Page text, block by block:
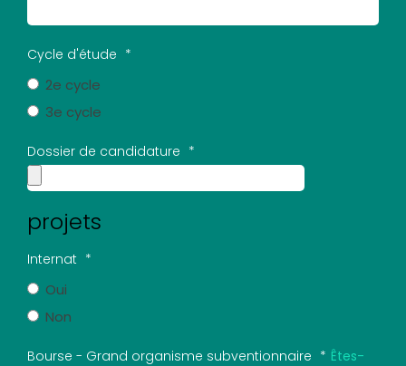
Cycle d'étude *
2e cycle
3e cycle
Dossier de candidature *
projets
Internat *
Oui
Non
Bourse - Grand organisme subventionnaire * Êtes-